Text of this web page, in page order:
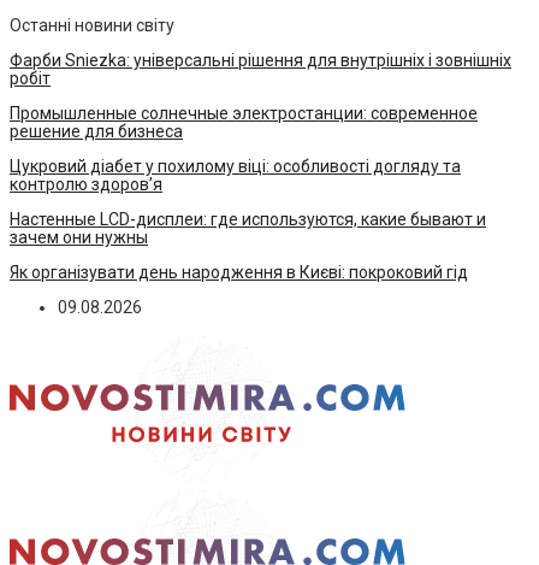
Останні новини світу
Фарби Sniezka: універсальні рішення для внутрішніх і зовнішніх
робіт
Промышленные солнечные электростанции: современное
решение для бизнеса
Цукровий діабет у похилому віці: особливості догляду та
контролю здоров’я
Настенные LCD-дисплеи: где используются, какие бывают и
зачем они нужны
Як організувати день народження в Києві: покроковий гід
09.08.2026